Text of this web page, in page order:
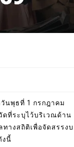
นพุธที่ 1 กรกฎาคม
ดที่ระบุไว้บริเวณด้าน
างสถิติเพื่อจัดสรรงบ
งนี้